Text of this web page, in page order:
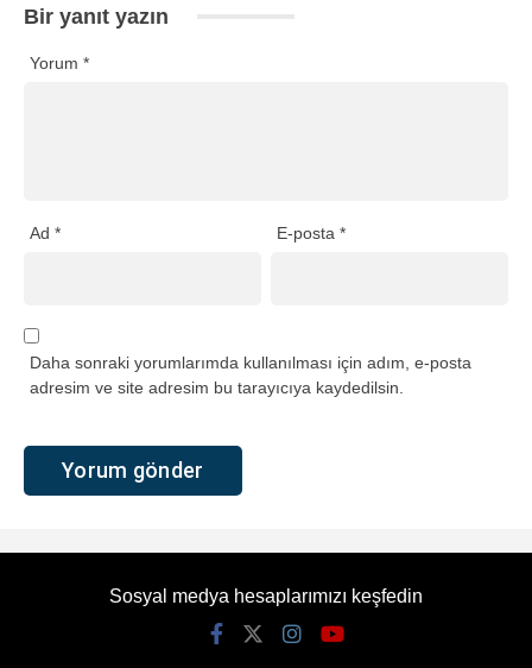
Bir yanıt yazın
Yorum *
Ad * E-posta*
Daha sonraki yorumlarımda kullanılması için adım, e-posta
adresim ve site adresim bu tarayıcıya kaydedilsin.
Sosyal medya hesaplarımızı keşfedin